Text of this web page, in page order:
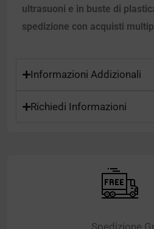
ultrasuoni e in buste di
spedizione con acquisti
Informazioni Addizionali
Richiedi Informazioni
Spedizione